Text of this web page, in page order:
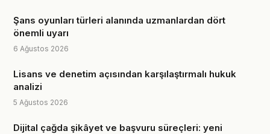
Şans oyunları türleri alanında uzmanlardan dört
önemli uyarı
6 Ağustos 2026
Lisans ve denetim açısından karşılaştırmalı hukuk
analizi
5 Ağustos 2026
Dijital çağda şikâyet ve başvuru süreçleri: yeni